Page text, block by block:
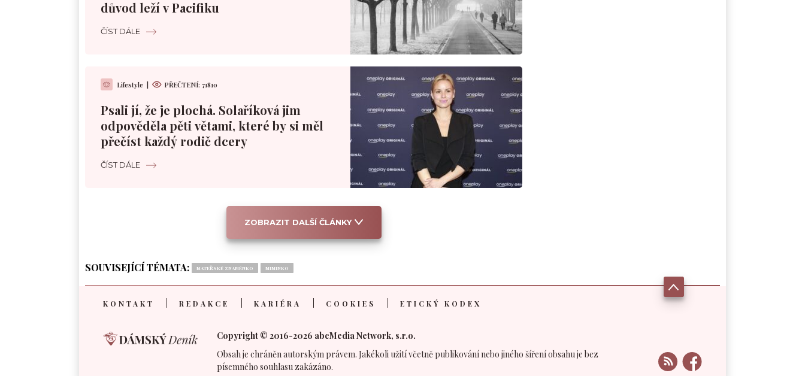
důvod leží v Pacifiku
ČÍST DÁLE
Lifestyle | PŘEČTENÍ: 71810
Psali jí, že je plochá. Solaříková jim
odpověděla pěti větami, které by si měl
přečíst každý rodič dcery
ČÍST DÁLE
ZOBRAZIT DALŠÍ ČLÁNKY
SOUVISEJÍCÍ TÉMATA: MATEŘSKÉ ZNAMÉNKO MIMINKO
KONTAKT REDAKCE KARIÉRA COOKIES ETICKÝ KODEX
Copyright © 2016-2026 abcMedia Network, s.r.o.
Obsah je chráněn autorským právem. Jakékoli užití včetně publikování nebo jiného šíření obsahu je bez
písemného souhlasu zakázáno.